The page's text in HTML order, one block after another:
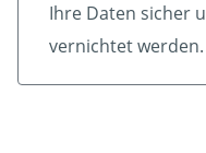
Ihre Daten sicher
vernichtet werden.